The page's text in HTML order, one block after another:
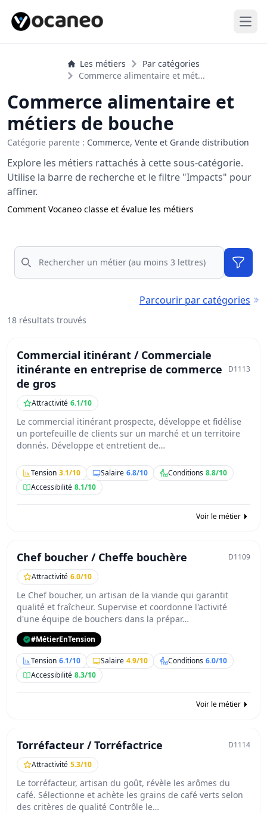
Les métiers
Par catégories
Commerce alimentaire et mét...
Commerce alimentaire et
métiers de bouche
Catégorie parente : Commerce, Vente et Grande distribution
Explore les métiers rattachés à cette sous-catégorie.
Utilise la barre de recherche et le filtre "Impacts" pour
affiner.
Comment Vocaneo classe et évalue les métiers
Rechercher
Filtres
Parcourir par catégories
18 résultats trouvés
Commercial itinérant / Commerciale
itinérante en entreprise de commerce
de gros
D1113
Attractivité 6.1/10
Le commercial itinérant prospecte, développe et fidélise
un portefeuille de clients sur un marché et un territoire
donnés. Développe et entretient de…
Tension 3.1/10 Salaire 6.8/10 Conditions 8.8/10
Accessibilité 8.1/10
Voir le métier
Chef boucher / Cheffe bouchère
D1109
Attractivité 6.0/10
Le Chef boucher, un artisan de la viande qui garantit
qualité et fraîcheur. Supervise et coordonne l'activité
d'une équipe de bouchers dans la prépar…
#MétierEnTension
Tension 6.1/10 Salaire 4.9/10 Conditions 6.0/10
Accessibilité 8.3/10
Voir le métier
Torréfacteur / Torréfactrice
D1114
Attractivité 5.3/10
Le torréfacteur, artisan du goût, révèle les arômes du
café. Sélectionne et achète les grains de café verts selon
des critères de qualité Contrôle le…